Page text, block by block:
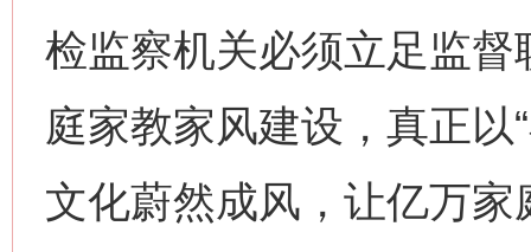
检监察机关必须立足监
庭家教家风建设，真正以
文化蔚然成风，让亿万